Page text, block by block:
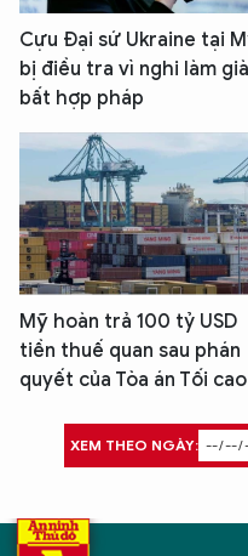
Cựu Đại sứ Ukraine tại
bị điều tra vì nghi làm
bất hợp pháp
Mỹ hoàn trả 100 tỷ USD
tiền thuế quan sau phán
quyết của Tòa án Tối cao
XEM THEO NGÀY: